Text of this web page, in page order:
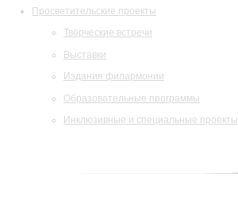
Просветительские проекты
Творческие встречи
Выставки
Издания филармонии
Образовательные программы
Инклюзивные и специальные проекты